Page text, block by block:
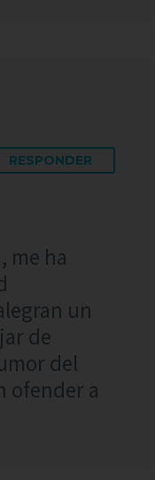
RESPONDER
me ha
un
de
del
ofender a